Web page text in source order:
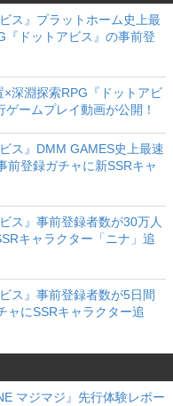
ス』プラットホーム史上最
『ドットアビス』の事前登
深淵探索RPG『ドットアビ
ームプレイ動画が公開！
ス』DMM GAMES史上最速
前登録ガチャに新SSRキャ
ス』事前登録者数が30万人
キャラクター「ニナ」追
ス』事前登録者数が5日間
ャにSSRキャラクター追
マジマジ』先行体験レポー